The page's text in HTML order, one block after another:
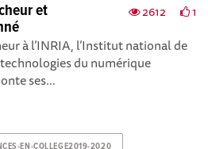
2612 1
et
à l’INRIA, l’Institut national de
du numérique
ses...
EN-COLLEGE2019-2020